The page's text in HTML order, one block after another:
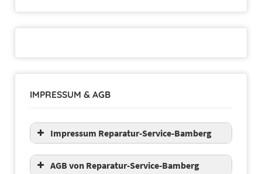
IMPRESSUM & AGB
Impressum Reparatur-Service-Bamberg
AGB von Reparatur-Service-Bamberg